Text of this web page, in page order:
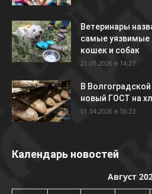
Ветеринары
самые
кошек и собак
21.05.2026 в 14:27
В
новый ГОСТ на
01.04.2026 в 16:23
Календарь новостей
Август